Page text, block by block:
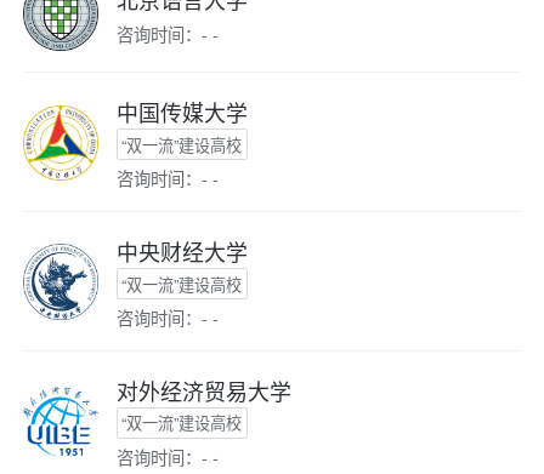
咨询时间：- -
中国传媒大学
“双一流”建设高校
咨询时间：- -
中央财经大学
“双一流”建设高校
咨询时间：- -
对外经济贸易大学
“双一流”建设高校
咨询时间：- -